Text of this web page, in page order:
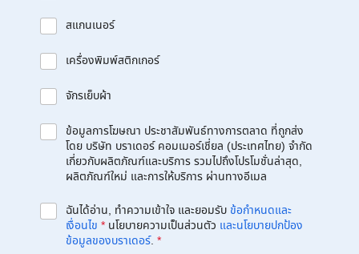
สแกนเนอร์
เครื่องพิมพ์สติกเกอร์
จักรเย็บผ้า
ข้อมูลการโฆษณา ประชาสัมพันธ์ทางการตลาด ที่ถูกส่ง
โดย บริษัท บราเดอร์ คอมเมอร์เชี่ยล (ประเทศไทย) จำกัด
เกี่ยวกับผลิตภัณฑ์และบริการ รวมไปถึงโปรโมชั่นล่าสุด,
ผลิตภัณฑ์ใหม่ และการให้บริการ ผ่านทางอีเมล
ฉันได้อ่าน, ทำความเข้าใจ และยอมรับข้อกำหนดและ
เงื่อนไข * นโยบายความเป็นส่วนตัว และนโยบายปกป้อง
ข้อมูลของบราเดอร์. *